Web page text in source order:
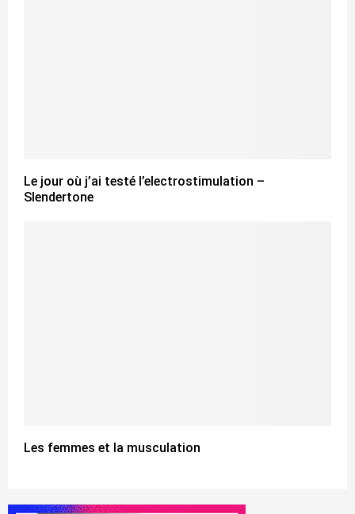
Le jour où j’ai testé l’electrostimulation –
Slendertone
Les femmes et la musculation